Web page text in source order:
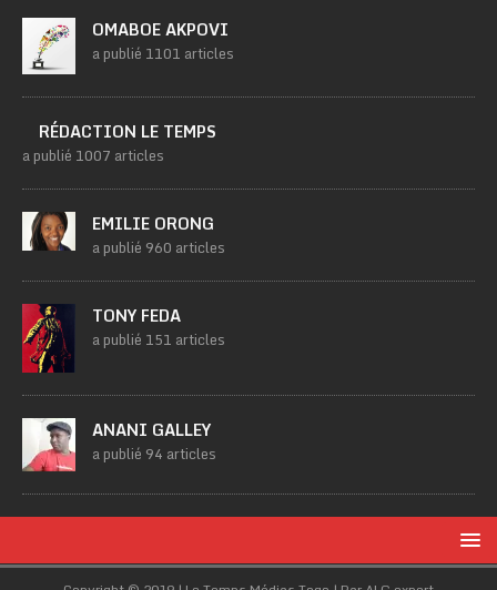
OMABOE AKPOVI
a publié 1101 articles
RÉDACTION LE TEMPS
a publié 1007 articles
EMILIE ORONG
a publié 960 articles
TONY FEDA
a publié 151 articles
ANANI GALLEY
a publié 94 articles